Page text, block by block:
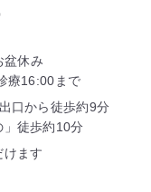
盆休み
療16:00まで
口から徒歩約9分
」徒歩約10分
けます